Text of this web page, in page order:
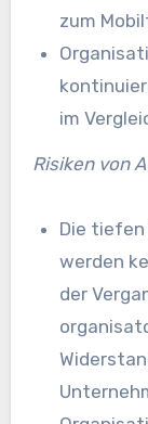
zum
im
Risiken von
Die tiefen
werden
der